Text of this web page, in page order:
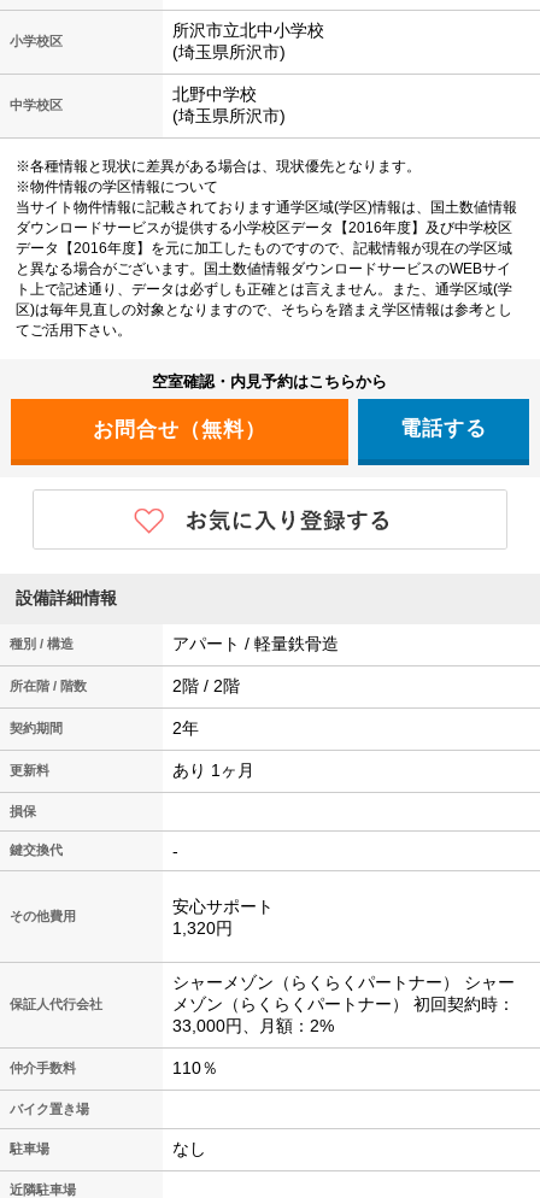
小学校区
所沢市立北中小学校
(埼玉県所沢市)
中学校区
北野中学校
(埼玉県所沢市)
※各種情報と現状に差異がある場合は、現状優先となります。
※物件情報の学区情報について
当サイト物件情報に記載されております通学区域(学区)情報は、国土数値情報
ダウンロードサービスが提供する小学校区データ【2016年度】及び中学校区
データ【2016年度】を元に加工したものですので、記載情報が現在の学区域
と異なる場合がございます。国土数値情報ダウンロードサービスのWEBサイ
ト上で記述通り、データは必ずしも正確とは言えません。また、通学区域(学
区)は毎年見直しの対象となりますので、そちらを踏まえ学区情報は参考とし
てご活用下さい。
空室確認・内見予約はこちらから
電話する
設備詳細情報
種別 / 構造 アパート / 軽量鉄骨造
所在階 / 階数 2階 / 2階
契約期間 2年
更新料 あり 1ヶ月
損保
鍵交換代 -
その他費用
安心サポート
1,320円
保証人代行会社
シャーメゾン（らくらくパートナー） シャー
メゾン（らくらくパートナー） 初回契約時：
33,000円、月額：2%
仲介手数料 110％
バイク置き場
駐車場 なし
近隣駐車場